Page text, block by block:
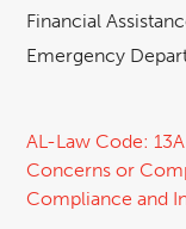
Financial
Emergency
AL-Law Code:
Concerns or
Compliance and